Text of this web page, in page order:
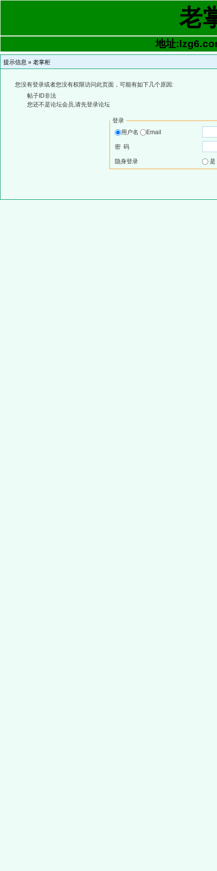
老
地址
提示信息 » 老掌柜
您没有登录或者您没有权限访问此页面，可能有如下几个原因:
帖子ID非法
您还不是论坛会员,请先登录论坛
登录
用户名
Email
密 码
隐身登录